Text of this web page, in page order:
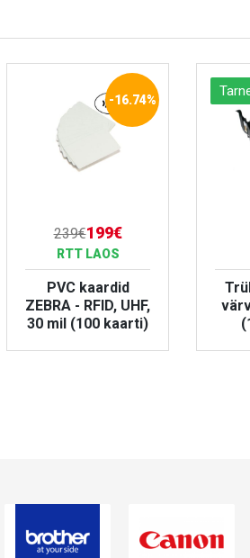
-16.74%
239€199€
RTT LAOS
PVC kaardid
ZEBRA - RFID, UHF,
30 mil (100 kaarti)